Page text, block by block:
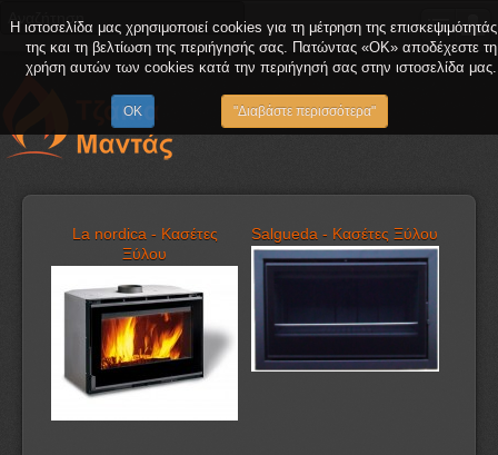
Η ιστοσελίδα μας χρησιμοποιεί cookies για τη μέτρηση της επισκεψιμότητάς
της και τη βελτίωση της περιήγησής σας. Πατώντας «OK» αποδέχεστε τη
χρήση αυτών των cookies κατά την περιήγησή σας στην ιστοσελίδα μας.
OK "Διαβάστε περισσότερα"
La nordica - Κασέτες
Ξύλου
Salgueda - Κασέτες Ξύλου